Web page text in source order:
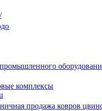
комплексы
продажа ковров